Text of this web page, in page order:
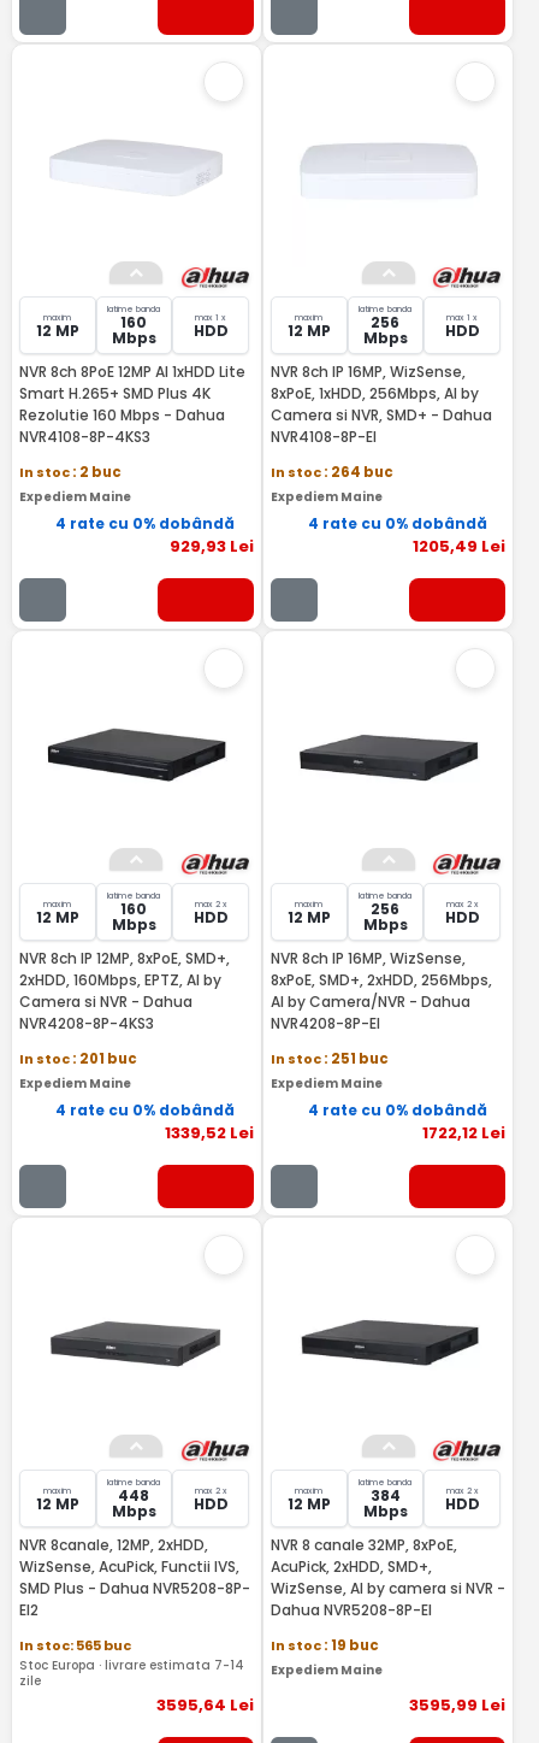
maxim
12 MP
latime banda
160
Mbps
max 1 x
HDD
NVR 8ch 8PoE 12MP Al 1xHDD Lite
Smart H.265+ SMD Plus 4K
Rezolutie 160 Mbps - Dahua
NVR4108-8P-4KS3
In stoc: 2 buc
Expediem Maine
4 rate cu 0% dobândă
929,93Lei
maxim
12 MP
latime banda
256
Mbps
max 1 x
HDD
NVR 8ch IP 16MP, WizSense,
8xPoE, 1xHDD, 256Mbps, AI by
Camera si NVR, SMD+ - Dahua
NVR4108-8P-EI
In stoc: 264 buc
Expediem Maine
4 rate cu 0% dobândă
1205,49 Lei
maxim
12 MP
latime banda
160
Mbps
max 2 x
HDD
NVR 8ch IP 12MP, 8xPoE, SMD+,
2xHDD, 160Mbps, EPTZ, AI by
Camera si NVR - Dahua
NVR4208-8P-4KS3
In stoc: 201 buc
Expediem Maine
4 rate cu 0% dobândă
1339,52Lei
maxim
12 MP
latime banda
256
Mbps
max 2 x
HDD
NVR 8ch IP 16MP, WizSense,
8xPoE, SMD+, 2xHDD, 256Mbps,
AI by Camera/NVR - Dahua
NVR4208-8P-EI
In stoc: 251 buc
Expediem Maine
4 rate cu 0% dobândă
1722,12 Lei
maxim
12 MP
latime banda
448
Mbps
max 2 x
HDD
NVR 8canale, 12MP, 2xHDD,
WizSense, AcuPick, Functii IVS,
SMD Plus - Dahua NVR5208-8P-
EI2
In stoc: 565 buc
Stoc Europa · livrare estimata 7-14
zile
3595,64 Lei
maxim
12 MP
latime banda
384
Mbps
max 2 x
HDD
NVR 8 canale 32MP, 8xPoE,
AcuPick, 2xHDD, SMD+,
WizSense, AI by camera si NVR -
Dahua NVR5208-8P-EI
In stoc: 19 buc
Expediem Maine
3595,99 Lei